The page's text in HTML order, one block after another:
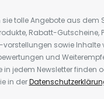
tolle Angebote aus dem
Rabatt-Gutscheine,
vorstellungen sowie
und
jedem Newsletter finden
in der